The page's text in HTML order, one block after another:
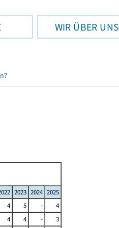
WIR ÜBER UNS
2023 2024 2025
4 5 -
4
4 4 -
3